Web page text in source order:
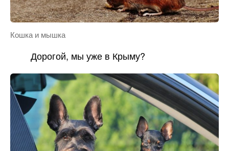
Кошка и мышка
Дорогой, мы уже в Крыму?